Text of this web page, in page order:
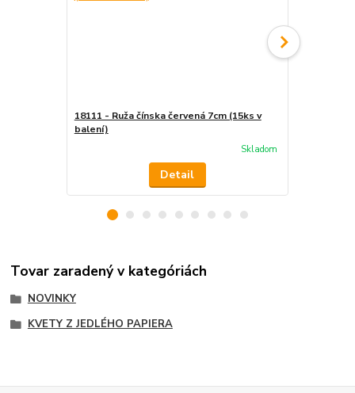
18111 - Ruža čínska červená 7cm (15ks v
balení)
Skladom
Detail
Tovar zaradený v kategóriách
NOVINKY
KVETY Z JEDLÉHO PAPIERA